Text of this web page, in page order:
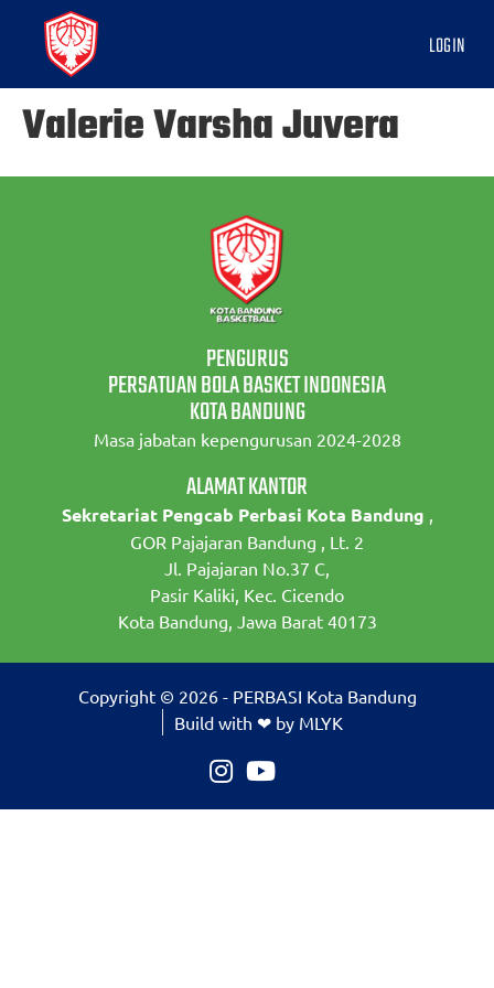
LOGIN
Valerie Varsha Juvera
PENGURUS
PERSATUAN BOLA BASKET INDONESIA
KOTA BANDUNG
Masa jabatan kepengurusan 2024-2028
ALAMAT KANTOR
Sekretariat Pengcab Perbasi Kota Bandung ,
GOR Pajajaran Bandung , Lt. 2
Jl. Pajajaran No.37 C,
Pasir Kaliki, Kec. Cicendo
Kota Bandung, Jawa Barat 40173
Copyright © 2026 - PERBASI Kota Bandung
Build with ❤ by MLYK